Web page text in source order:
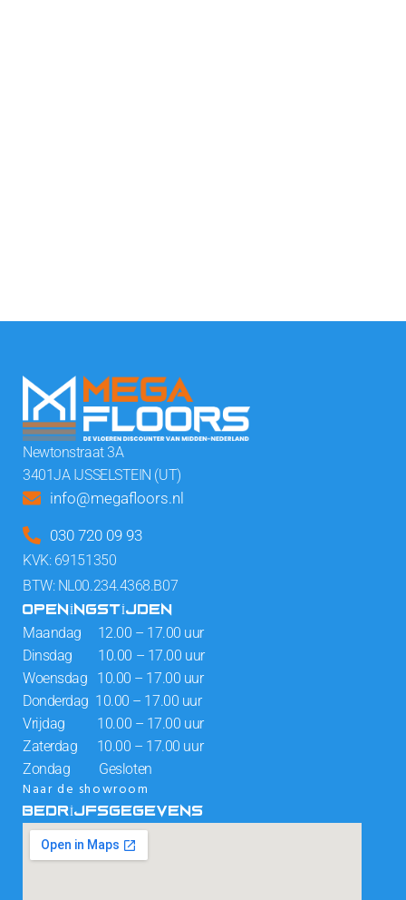
Newtonstraat 3A
3401JA IJSSELSTEIN (UT)
info@megafloors.nl
030 720 09 93
KVK: 69151350
BTW: NL00.234.4368.B07
OPENINGSTIJDEN
Maandag 12.00 – 17.00 uur
Dinsdag 10.00 – 17.00 uur
Woensdag 10.00 – 17.00 uur
Donderdag 10.00 – 17.00 uur
Vrijdag 10.00 – 17.00 uur
Zaterdag 10.00 – 17.00 uur
Zondag Gesloten
Naar de showroom
BEDRIJFSGEGEVENS